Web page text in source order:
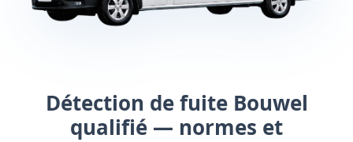
Détection de fuite Bouwel
qualifié — normes et